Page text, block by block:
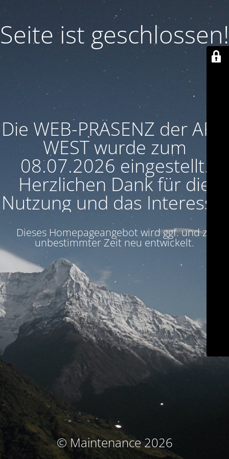
Seite ist geschlossen!
Die WEB-PRÄSENZ der ARU
WEST wurde zum
08.07.2026 eingestellt.
Herzlichen Dank für die
Nutzung und das Interesse!
Dieses Homepageangebot wird ggf. und zu
unbestimmter Zeit neu entwickelt.
© Maintenance 2026